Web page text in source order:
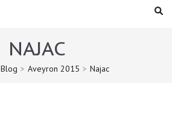
NAJAC
Blog > Aveyron 2015 > Najac